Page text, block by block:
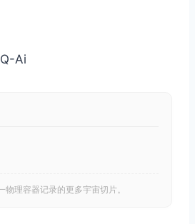
Ai
物理容器记录的更多宇宙切片。